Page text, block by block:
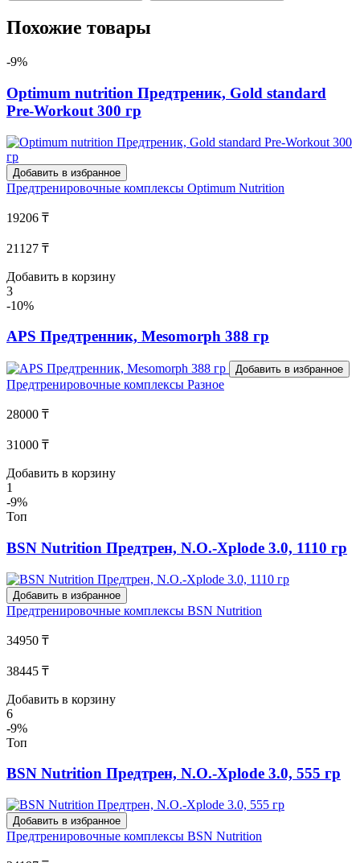
Похожие товары
-9%
Optimum nutrition Предтреник, Gold standard
Pre-Workout 300 гр
Добавить в избранное
Предтренировочные комплексы Optimum Nutrition
19206 ₸
21127 ₸
Добавить в корзину
3
-10%
APS Предтренник, Mesomorph 388 гр
Добавить в избранное
Предтренировочные комплексы Разное
28000 ₸
31000 ₸
Добавить в корзину
1
-9%
Топ
BSN Nutrition Предтрен, N.O.-Xplode 3.0, 1110 гр
Добавить в избранное
Предтренировочные комплексы BSN Nutrition
34950 ₸
38445 ₸
Добавить в корзину
6
-9%
Топ
BSN Nutrition Предтрен, N.O.-Xplode 3.0, 555 гр
Добавить в избранное
Предтренировочные комплексы BSN Nutrition